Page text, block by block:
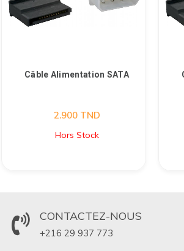
Câble Alimentation SATA
2.900TND
Hors Stock
CONTACTEZ-NOUS
+216 29 937 773